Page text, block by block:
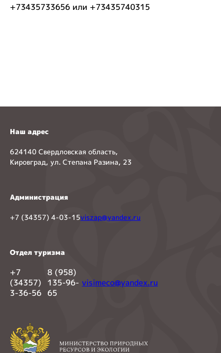
+73435733656 или +73435740315
Наш адрес
624140 Свердловская область,
Кировград, ул. Степана Разина, 23
Администрация
+7 (34357) 4-03-15viszap@yandex.ru
Отдел туризма
+7
(34357)
3-36-56
8 (958)
135-96-
65
visimeco@yandex.ru